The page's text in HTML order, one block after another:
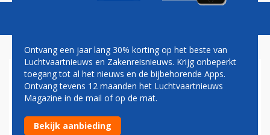
WATANIYA AIRWAYS TEKENT
DEFINITIEF VOOR 25 AIRBUS
A320NEO'S
Ontvang een jaar lang 30% korting op het beste van
Luchtvaartnieuws en Zakenreisnieuws. Krijg onbeperkt
toegang tot al het nieuws en de bijbehorende Apps.
Ontvang tevens 12 maanden het Luchtvaartnieuws
Magazine in de mail of op de mat.
Bekijk aanbieding